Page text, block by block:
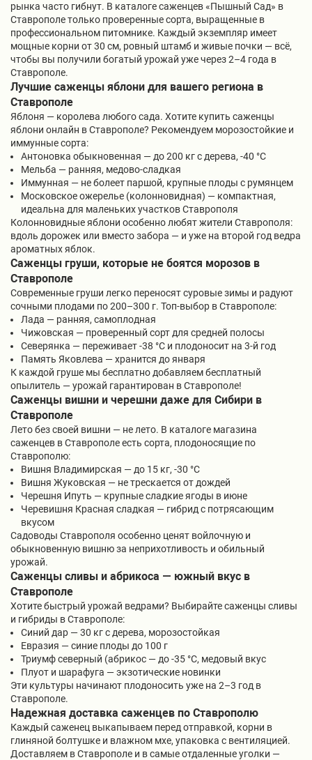
рынка часто гибнут. В каталоге саженцев «Пышный Сад» в
Ставрополе только проверенные сорта, выращенные в
профессиональном питомнике. Каждый экземпляр имеет
мощные корни от 30 см, ровный штамб и живые почки — всё,
чтобы вы получили богатый урожай уже через 2–4 года в
Ставрополе.
Лучшие саженцы яблони для вашего региона в
Ставрополе
Яблоня — королева любого сада. Хотите купить саженцы
яблони онлайн в Ставрополе? Рекомендуем морозостойкие и
иммунные сорта:
Антоновка обыкновенная — до 200 кг с дерева, -40 °C
Мельба — ранняя, медово-сладкая
Иммунная — не болеет паршой, крупные плоды с румянцем
Московское ожерелье (колонновидная) — компактная,
идеальна для маленьких участков Ставрополя
Колонновидные яблони особенно любят жители Ставрополя:
вдоль дорожек или вместо забора — и уже на второй год ведра
ароматных яблок.
Саженцы груши, которые не боятся морозов в
Ставрополе
Современные груши легко переносят суровые зимы и радуют
сочными плодами по 200–300 г. Топ-выбор в Ставрополе:
Лада — ранняя, самоплодная
Чижовская — проверенный сорт для средней полосы
Северянка — переживает -38 °C и плодоносит на 3-й год
Память Яковлева — хранится до января
К каждой груше мы бесплатно добавляем бесплатный
опылитель — урожай гарантирован в Ставрополе!
Саженцы вишни и черешни даже для Сибири в
Ставрополе
Лето без своей вишни — не лето. В каталоге магазина
саженцев в Ставрополе есть сорта, плодоносящие по
Ставрополю:
Вишня Владимирская — до 15 кг, -30 °C
Вишня Жуковская — не трескается от дождей
Черешня Ипуть — крупные сладкие ягоды в июне
Черевишня Красная сладкая — гибрид с потрясающим
вкусом
Садоводы Ставрополя особенно ценят войлочную и
обыкновенную вишню за неприхотливость и обильный
урожай.
Саженцы сливы и абрикоса — южный вкус в
Ставрополе
Хотите быстрый урожай ведрами? Выбирайте саженцы сливы
и гибриды в Ставрополе:
Синий дар — 30 кг с дерева, морозостойкая
Евразия — синие плоды до 100 г
Триумф северный (абрикос — до -35 °C, медовый вкус
Плуот и шарафуга — экзотические новинки
Эти культуры начинают плодоносить уже на 2–3 год в
Ставрополе.
Надежная доставка саженцев по Ставрополю
Каждый саженец выкапываем перед отправкой, корни в
глиняной болтушке и влажном мхе, упаковка с вентиляцией.
Доставляем в Ставрополе и в самые отдаленные уголки —